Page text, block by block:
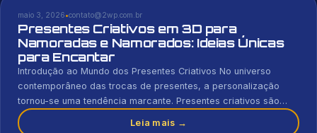
maio 3, 2026•contato@2wp.com.br
Presentes Criativos em 3D para
Namoradas e Namorados: Ideias Únicas
para Encantar
Introdução ao Mundo dos Presentes Criativos No universo
contemporâneo das trocas de presentes, a personalização
tornou-se uma tendência marcante. Presentes criativos são
uma manifestacão dessa tendência, permitindo que os
indivíduos expressem seu afeto através de escolhas que
Leia mais →